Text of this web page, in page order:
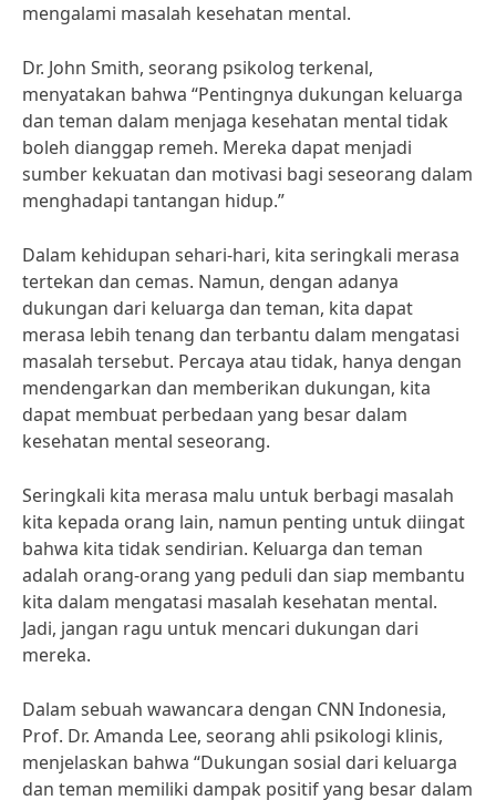
mengalami masalah kesehatan mental.
Dr. John Smith, seorang psikolog terkenal,
menyatakan bahwa “Pentingnya dukungan keluarga
dan teman dalam menjaga kesehatan mental tidak
boleh dianggap remeh. Mereka dapat menjadi
sumber kekuatan dan motivasi bagi seseorang dalam
menghadapi tantangan hidup.”
Dalam kehidupan sehari-hari, kita seringkali merasa
tertekan dan cemas. Namun, dengan adanya
dukungan dari keluarga dan teman, kita dapat
merasa lebih tenang dan terbantu dalam mengatasi
masalah tersebut. Percaya atau tidak, hanya dengan
mendengarkan dan memberikan dukungan, kita
dapat membuat perbedaan yang besar dalam
kesehatan mental seseorang.
Seringkali kita merasa malu untuk berbagi masalah
kita kepada orang lain, namun penting untuk diingat
bahwa kita tidak sendirian. Keluarga dan teman
adalah orang-orang yang peduli dan siap membantu
kita dalam mengatasi masalah kesehatan mental.
Jadi, jangan ragu untuk mencari dukungan dari
mereka.
Dalam sebuah wawancara dengan CNN Indonesia,
Prof. Dr. Amanda Lee, seorang ahli psikologi klinis,
menjelaskan bahwa “Dukungan sosial dari keluarga
dan teman memiliki dampak positif yang besar dalam